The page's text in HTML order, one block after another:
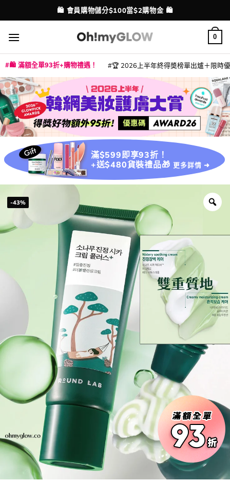
to
content
配送港澳
💳 支援消費券、FPS、八達通、PAYME、信用卡付款
0
🛍️ 滿額全單93折+購物禮遇！ 🏆 2026上半年終得奬榜單出爐＋限時
滿$599即享93折！
+送$480貨裝禮品🎁 更多詳情 ➜
-43%